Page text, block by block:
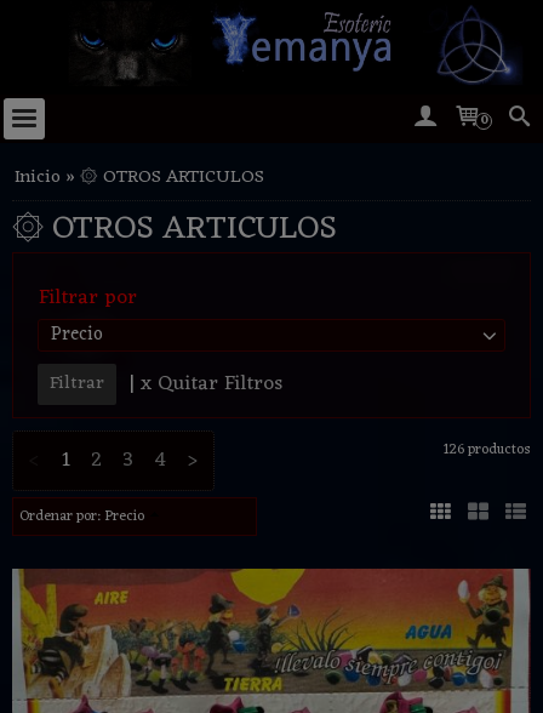
0
Inicio »۞ OTROS ARTICULOS
۞ OTROS ARTICULOS
Filtrar por
Precio
| x Quitar Filtros
1 2 3 4 > 126 productos
Ordenar por:Precio